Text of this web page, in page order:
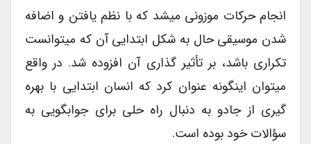
انجام حرکات موزونی میشد که با نظم یافتن و اضافه
شدن موسیقی حال به شکل ابتدایی آن که میتوانست
تکراری باشد، بر تأثیر گذاری آن افزوده شد. در واقع
میتوان اینگونه عنوان کرد که انسان ابتدایی با بهره
گیری از جادو به دنبال راه حلی برای جوابگویی به
سؤالات خود بوده است.